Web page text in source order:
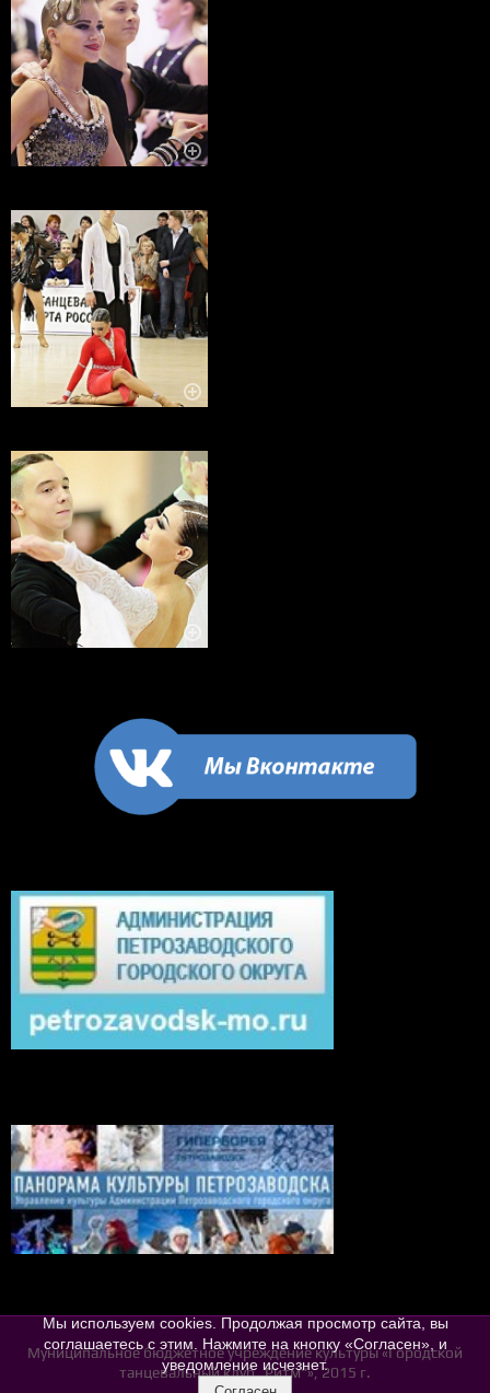
Муниципальное бюджетное учреждение культуры «Городской
танцевальный клуб „Ритм“», 2015 г.
Мы используем cookies. Продолжая просмотр сайта, вы
соглашаетесь с этим. Нажмите на кнопку «Согласен», и
уведомление исчезнет.